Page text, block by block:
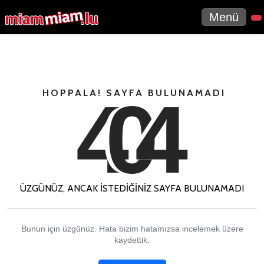
Menü
HOPPALA! SAYFA BULUNAMADI
404
ÜZGÜNÜZ, ANCAK ISTEDIĞINIZ SAYFA BULUNAMADI
Bunun için üzgünüz. Hata bizim hatamızsa incelemek üzere
kaydettik.